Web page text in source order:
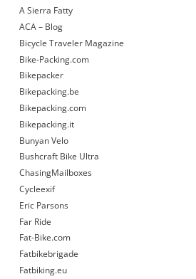
A Sierra Fatty
ACA – Blog
Bicycle Traveler Magazine
Bike-Packing.com
Bikepacker
Bikepacking.be
Bikepacking.com
Bikepacking.it
Bunyan Velo
Bushcraft Bike Ultra
ChasingMailboxes
Cycleexif
Eric Parsons
Far Ride
Fat-Bike.com
Fatbikebrigade
Fatbiking.eu